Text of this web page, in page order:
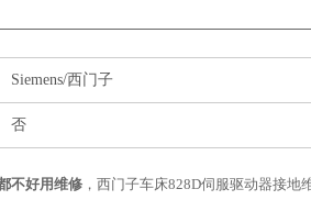
Siemens/西门子
否
不好用维修 ，西门子车床828D伺服驱动器接